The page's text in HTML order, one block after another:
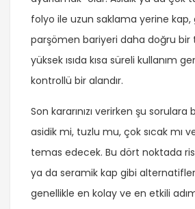
folyo ile uzun saklama yerine kap,
parşömen bariyeri daha doğru bir
yüksek ısıda kısa süreli kullanım
kontrollü bir alandır.
Son kararınızı verirken şu sorulara
asidik mi, tuzlu mu, çok sıcak mı
temas edecek. Bu dört noktada
ya da seramik kap gibi
genellikle en kolay ve en etkili